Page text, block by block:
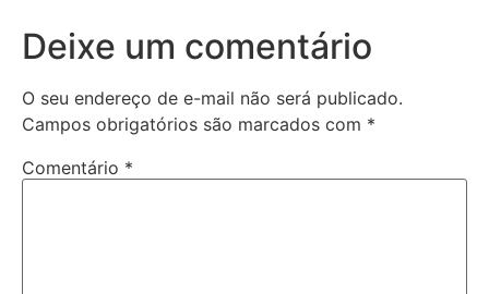
Deixe um comentário
O seu endereço de e-mail não será publicado.
Campos obrigatórios são marcados com *
Comentário *